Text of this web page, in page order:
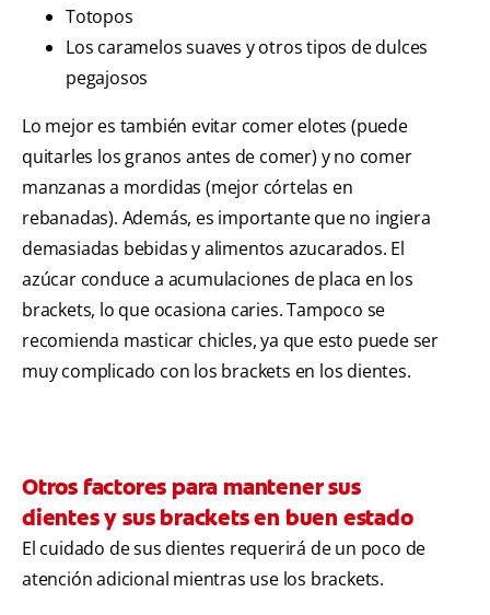
Totopos
Los caramelos suaves y otros tipos de dulces
pegajosos
Lo mejor es también evitar comer elotes (puede
quitarles los granos antes de comer) y no comer
manzanas a mordidas (mejor córtelas en
rebanadas). Además, es importante que no ingiera
demasiadas bebidas y alimentos azucarados. El
azúcar conduce a acumulaciones de placa en los
brackets, lo que ocasiona caries. Tampoco se
recomienda masticar chicles, ya que esto puede ser
muy complicado con los brackets en los dientes.
Otros factores para mantener sus
dientes y sus brackets en buen estado
El cuidado de sus dientes requerirá de un poco de
atención adicional mientras use los brackets.